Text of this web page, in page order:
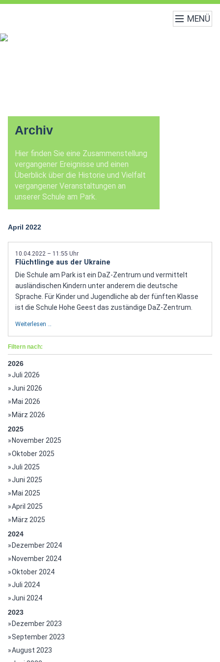
MENÜ
Archiv
Hier finden Sie eine Zusammenstellung
vergangener Ereignisse und einen
Überblick über die Historie und Vielfalt
vergangener Veranstaltungen an
unserer Schule am Park.
April 2022
10.04.2022 – 11:55 Uhr
Flüchtlinge aus der Ukraine
Die Schule am Park ist ein DaZ-Zentrum und vermittelt
ausländischen Kindern unter anderem die deutsche
Sprache. Für Kinder und Jugendliche ab der fünften Klasse
ist die Schule Hohe Geest das zuständige DaZ-Zentrum.
Weiterlesen …
Filtern nach:
2026
Juli 2026
Juni 2026
Mai 2026
März 2026
2025
November 2025
Oktober 2025
Juli 2025
Juni 2025
Mai 2025
April 2025
März 2025
2024
Dezember 2024
November 2024
Oktober 2024
Juli 2024
Juni 2024
2023
Dezember 2023
September 2023
August 2023